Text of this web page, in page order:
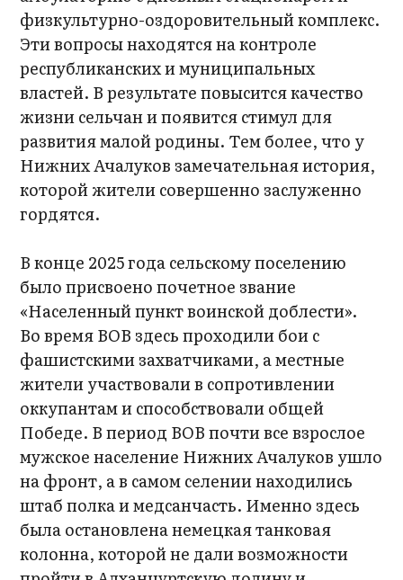
физкультурно-оздоровительный комплекс.
Эти вопросы находятся на контроле
республиканских и муниципальных
властей. В результате повысится качество
жизни сельчан и появится стимул для
развития малой родины. Тем более, что у
Нижних Ачалуков замечательная история,
которой жители совершенно заслуженно
гордятся.
В конце 2025 года сельскому поселению
было присвоено почетное звание
«Населенный пункт воинской доблести».
Во время ВОВ здесь проходили бои с
фашистскими захватчиками, а местные
жители участвовали в сопротивлении
оккупантам и способствовали общей
Победе. В период ВОВ почти все взрослое
мужское население Нижних Ачалуков ушло
на фронт, а в самом селении находились
штаб полка и медсанчасть. Именно здесь
была остановлена немецкая танковая
колонна, которой не дали возможности